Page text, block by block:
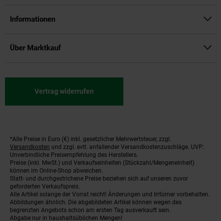
Informationen
Über Marktkauf
Vertrag widerrufen
Fußnoten
*Alle Preise in Euro (€) inkl. gesetzlicher Mehrwertsteuer, zzgl.
Versandkosten und zzgl. evtl. anfallender Versandkostenzuschläge. UVP:
Unverbindliche Preisempfehlung des Herstellers.
Preise (inkl. MwSt.) und Verkaufseinheiten (Stückzahl/Mengeneinheit)
können im Online-Shop abweichen.
Statt- und durchgestrichene Preise beziehen sich auf unseren zuvor
geforderten Verkaufspreis.
Alle Artikel solange der Vorrat reicht! Änderungen und Irrtümer vorbehalten.
Abbildungen ähnlich. Die abgebildeten Artikel können wegen des
begrenzten Angebots schon am ersten Tag ausverkauft sein.
Abgabe nur in haushaltsüblichen Mengen!